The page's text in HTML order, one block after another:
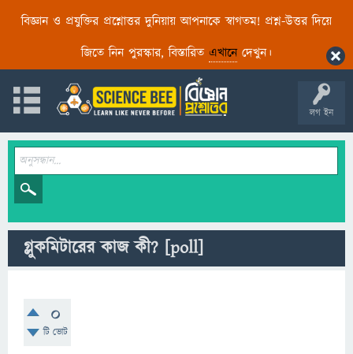
বিজ্ঞান ও প্রযুক্তির প্রশ্নোত্তর দুনিয়ায় আপনাকে স্বাগতম! প্রশ্ন-উত্তর দিয়ে
জিতে নিন পুরস্কার, বিস্তারিত এখানেদেখুন।
লগ ইন
গ্লুকমিটারের কাজ কী? [poll]
0
টি ভোট